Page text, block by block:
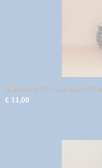
buikmok 0,32 l - patroon 226A
€ 11,00